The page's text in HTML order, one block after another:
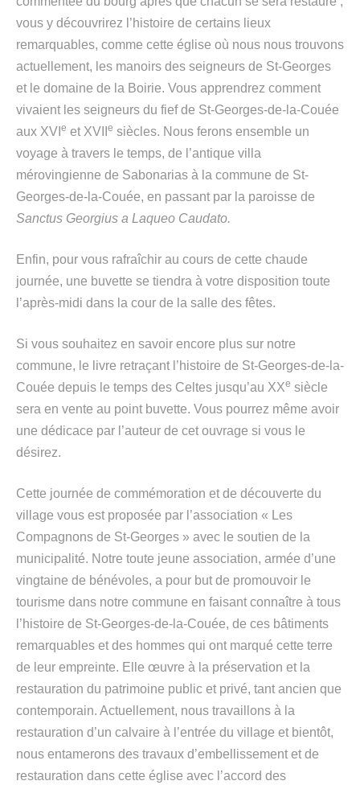
vous y découvrirez l’histoire de certains lieux
remarquables, comme cette église où nous nous trouvons
actuellement, les manoirs des seigneurs de St-Georges
et le domaine de la Boirie. Vous apprendrez comment
vivaient les seigneurs du fief de St-Georges-de-la-Couée
aux XVI e et XVII e siècles. Nous ferons ensemble un
voyage à travers le temps, de l’antique villa
mérovingienne de Sabonarias à la commune de St-
Georges-de-la-Couée, en passant par la paroisse de
Sanctus Georgius a Laqueo Caudato.
Enfin, pour vous rafraîchir au cours de cette chaude
journée, une buvette se tiendra à votre disposition toute
l’après-midi dans la cour de la salle des fêtes.
Si vous souhaitez en savoir encore plus sur notre
commune, le livre retraçant l’histoire de St-Georges-de-la-
Couée depuis le temps des Celtes jusqu’au XXe siècle
sera en vente au point buvette. Vous pourrez même avoir
une dédicace par l’auteur de cet ouvrage si vous le
désirez.
Cette journée de commémoration et de découverte du
village vous est proposée par l’association « Les
Compagnons de St-Georges » avec le soutien de la
municipalité. Notre toute jeune association, armée d’une
vingtaine de bénévoles, a pour but de promouvoir le
tourisme dans notre commune en faisant connaître à tous
l’histoire de St-Georges-de-la-Couée, de ces bâtiments
remarquables et des hommes qui ont marqué cette terre
de leur empreinte. Elle œuvre à la préservation et la
restauration du patrimoine public et privé, tant ancien que
contemporain. Actuellement, nous travaillons à la
restauration d’un calvaire à l’entrée du village et bientôt,
nous entamerons des travaux d’embellissement et de
restauration dans cette église avec l’accord des